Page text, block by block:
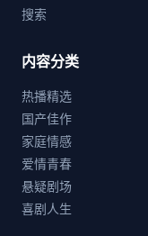
搜索
内容分类
热播精选
国产佳作
家庭情感
爱情青春
悬疑剧场
喜剧人生